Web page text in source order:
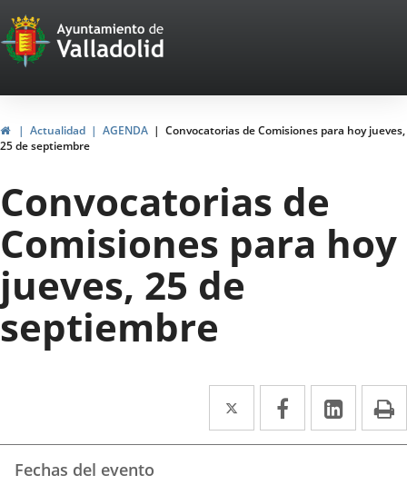
Portal
Web
del
Ayuntamiento
de
Valladolid
InicioActualidad AGENDA
Convocatorias de Comisiones para hoy jueves,
25 de septiembre
Convocatorias de
Comisiones para hoy
jueves, 25 de
septiembre
Twitter
Enlace
a
Facebook
Enlace
a
Enlace
a
del
Fechas del evento